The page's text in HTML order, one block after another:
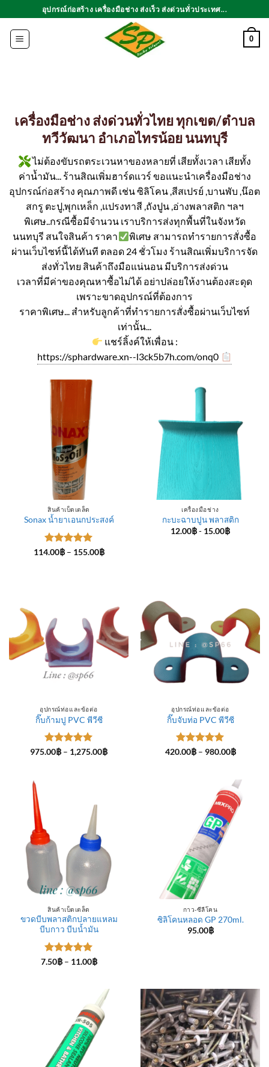
ไป
เนื้อหา
อุปกรณ์ก่อสร้าง เครื่องมือช่าง ส่งเร็ว ส่งด่วนทั่วประเทศ...
0
เครื่องมือช่าง ส่งด่วนทั่วไทย ทุกเขต/ตำบล
ทวีวัฒนา อำเภอไทรน้อย นนทบุรี
ไม่ต้องขับรถตระเวนหาของหลายที่ เสียทั้งเวลา เสียทั้ง
ค่าน้ำมัน... ร้านสิณเพิ่มฮาร์ดแวร์ ขอแนะนำเครื่องมือช่าง
อุปกรณ์ก่อสร้าง คุณภาพดี เช่น ซิลิโคน ,สีสเปรย์ ,บานพับ ,น๊อต
สกรู ตะปู,พุกเหล็ก ,แปรงทาสี ,ถังปูน ,อ่างพลาสติก ฯลฯ
พิเศษ..กรณีซื้อมีจำนวน เราบริการส่งทุกพื้นที่ในจังหวัด
นนทบุรี สนใจสินค้า ราคา
พิเศษ สามารถทำรายการสั่งซื้อ
ผ่านเว็บไซท์นี้ได้ทันที ตลอด 24 ชั่วโมง ร้านสิณเพิ่มบริการจัด
ส่งทั่วไทย สินค้าถึงมือแน่นอน มีบริการส่งด่วน
เวลาที่มีค่าของคุณหาซื้อไม่ได้ อย่าปล่อยให้งานต้องสะดุด
เพราะขาดอุปกรณ์ที่ต้องการ
ราคาพิเศษ... สำหรับลูกค้าที่ทำรายการสั่งซื้อผ่านเว็บไซท์
เท่านั้น...
แชร์ลิ้งค์ให้เพื่อน :
https://sphardware.xn--l3ck5b7h.com/onq0
สินค้าเบ็ดเตล็ด
Sonax น้ำยาเอนกประสงค์
ให้คะแนน
114.00฿ – 155.00฿Price
เครื่องมือช่าง
กะบะฉาบปูน พลาสติก
12.00฿- 15.00฿
อุปกรณ์ท่อและข้อต่อ
กิ๊บก้ามปู PVC พีวีซี
ให้คะแนน
975.00฿ – 1,275.00฿Price
อุปกรณ์ท่อและข้อต่อ
กิ๊บจับท่อ PVC พีวีซี
ให้คะแนน
420.00฿ – 980.00฿Price
980.00฿
สินค้าเบ็ดเตล็ด
ขวดบีบพลาสติกปลายแหลม
บีบกาว บีบน้ำมัน
ให้คะแนน
7.50฿ – 11.00฿Price
11.00฿
กาว-ซีลีโคน
ซิลิโคนหลอด GP 270ml.
95.00฿